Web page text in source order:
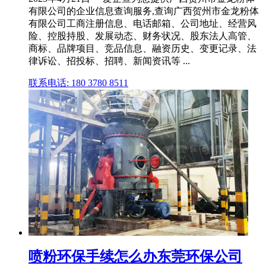
有限公司的企业信息查询服务,查询广西贺州市金龙粉体
有限公司工商注册信息、电话邮箱、公司地址、经营风
险、控股持股、发展动态、财务状况、股东法人高管、
商标、品牌项目、竞品信息、融资历史、变更记录、法
律诉讼、招投标、招聘、新闻资讯等 ...
联系电话: 180 3780 8511
喷粉环保手续怎么办东莞环保公司